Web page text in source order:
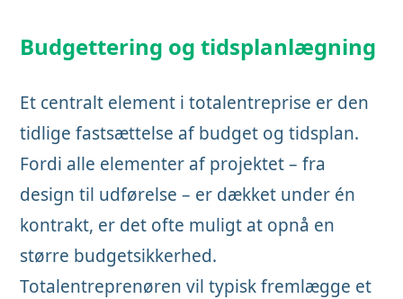
Budgettering og tidsplanlægning
Et centralt element i totalentreprise er den
tidlige fastsættelse af budget og tidsplan.
Fordi alle elementer af projektet – fra
design til udførelse – er dækket under én
kontrakt, er det ofte muligt at opnå en
større budgetsikkerhed.
Totalentreprenøren vil typisk fremlægge et